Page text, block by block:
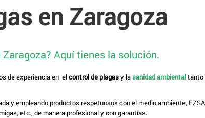
en Zaragoza
Aquí tienes la solución.
de experiencia en elcontrol de plagasy lasanidad ambientaltanto
y empleando productos respetuosos con el medio ambiente,
etc., de manera profesional y con garantías.